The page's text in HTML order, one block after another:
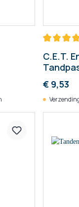
C.E.T.
€ 9,53